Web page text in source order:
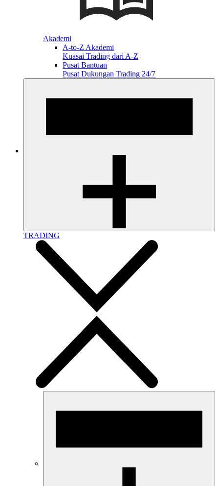
Akademi
A-to-Z Akademi
Kuasai Trading dari A-Z
Pusat Bantuan
Pusat Dukungan Trading 24/7
TRADING